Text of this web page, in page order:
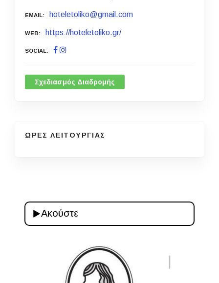
EMAIL hoteletoliko@gmail.com
WEB https://hoteletoliko.gr/
SOCIAL
Σχεδιασμός Διαδρομής
ΩΡΕΣ ΛΕΙΤΟΥΡΓΙΑΣ
Ακούστε